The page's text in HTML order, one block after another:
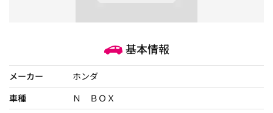
基本情報
メーカー
ホンダ
車種
Ｎ ＢＯＸ